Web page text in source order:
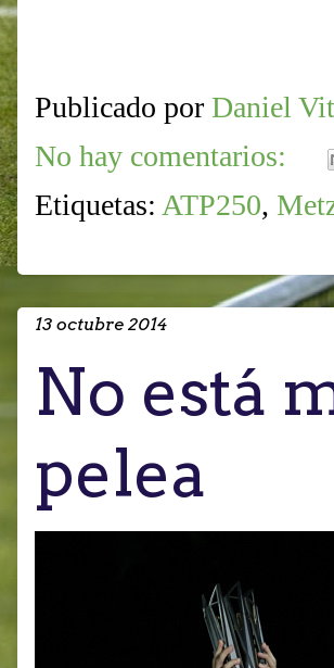
Publicado por Daniel
No hay comentarios:
Etiquetas: ATP250,
13 octubre 2014
No está
pelea